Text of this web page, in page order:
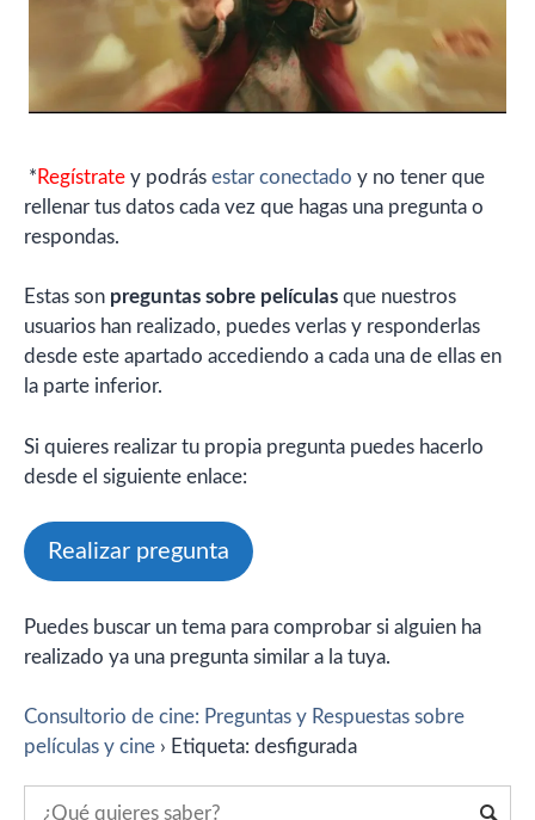
* Regístrate y podrás estar conectado y no tener que
rellenar tus datos cada vez que hagas una pregunta o
respondas.
Estas son preguntas sobre películas que nuestros
usuarios han realizado, puedes verlas y responderlas
desde este apartado accediendo a cada una de ellas en
la parte inferior.
Si quieres realizar tu propia pregunta puedes hacerlo
desde el siguiente enlace:
Realizar pregunta
Puedes buscar un tema para comprobar si alguien ha
realizado ya una pregunta similar a la tuya.
Consultorio de cine: Preguntas y Respuestas sobre
películas y cine › Etiqueta: desfigurada